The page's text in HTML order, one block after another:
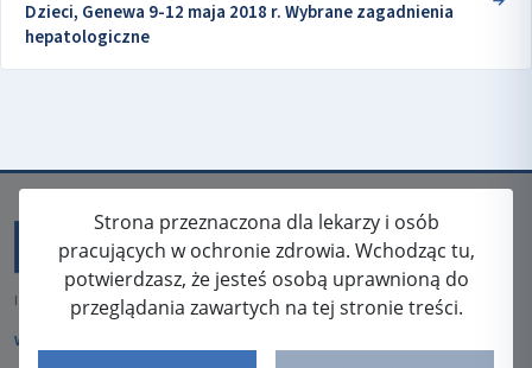
Dzieci, Genewa 9-12 maja 2018 r. Wybrane zagadnienia
hepatologiczne
Strona przeznaczona dla lekarzy i osób
pracujących w ochronie zdrowia. Wchodząc tu,
potwierdzasz, że jesteś osobą uprawnioną do
przeglądania zawartych na tej stronie treści.
ISSN: 2080-5438
WYDAWCA